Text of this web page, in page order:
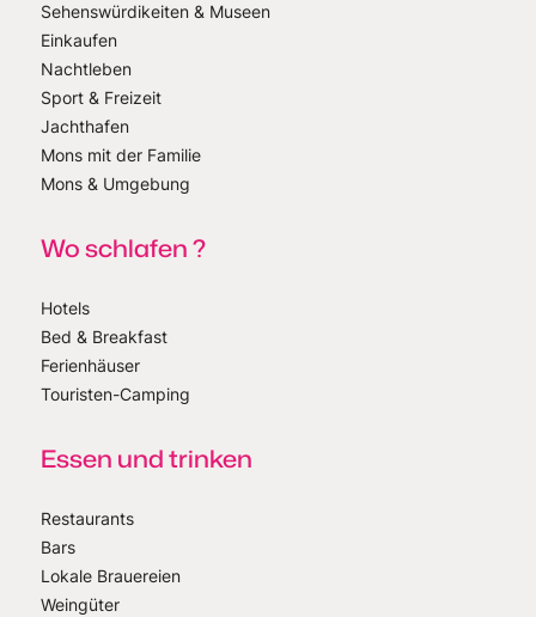
Sehenswürdikeiten & Museen
Einkaufen
Nachtleben
Sport & Freizeit
Jachthafen
Mons mit der Familie
Mons & Umgebung
Wo schlafen ?
Hotels
Bed & Breakfast
Ferienhäuser
Touristen-Camping
Essen und trinken
Restaurants
Bars
Lokale Brauereien
Weingüter